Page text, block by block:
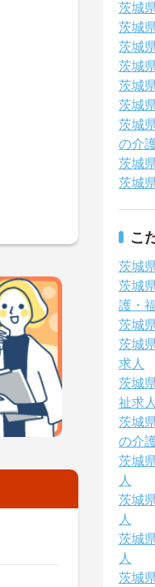
茨城
茨城
茨城
茨城
茨城
茨城
茨城
の介
茨城
茨城
こ
茨城
茨城
護・
茨城
茨城
求人
茨城
祉求人
茨城
の介
茨城
人
茨城
人
茨城
人
茨城